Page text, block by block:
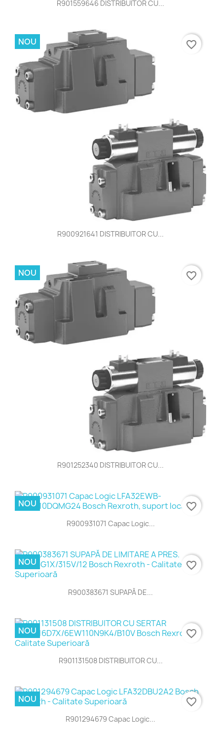
R901559646 DISTRIBUITOR CU...
R900921641 DISTRIBUITOR CU...
NOU favorite_border
R901252340 DISTRIBUITOR CU...
NOU favorite_border
R900931071 Capac Logic...
NOU favorite_border
R900383671 SUPAPĂ DE...
NOU favorite_border
R901131508 DISTRIBUITOR CU...
NOU favorite_border
R901294679 Capac Logic...
NOU favorite_border